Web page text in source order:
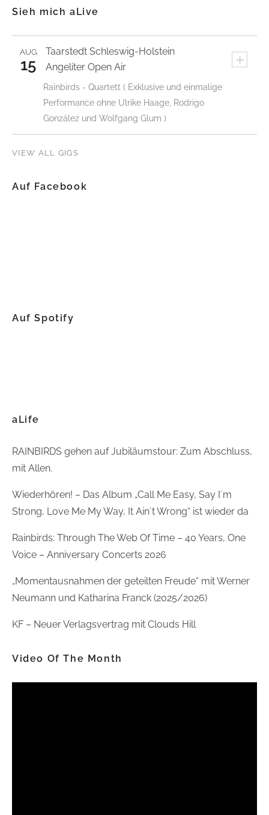
Sieh mich aLive
Taarstedt Schleswig-Holstein +
AUG.
15 Angeliter Open Air
Rainbirds - Quartett ( Exklusive und einmalige
Performance ohne Ulrike Haage, Rodrigo
González und Wolfgang Glum )
VIEW ALL GIGS
Auf Facebook
Auf Spotify
aLife
RAINBIRDS gehen auf Jubiläumstour: Zum Abschluss,
mit Allen.
Wiederhören! – Das Album „Call Me Easy, Say I´m
Strong, Love Me My Way, It Ain´t Wrong“ ist wieder da
Rainbirds: Through The Web Of Time – 40 Years, One
Voice – Anniversary Concerts 2026
„Momentausnahmen der geteilten Freude“ mit Werner
Neumann und Katharina Franck (2025/2026)
KF – Neuer Verlagsvertrag mit Clouds Hill
Video Of The Month